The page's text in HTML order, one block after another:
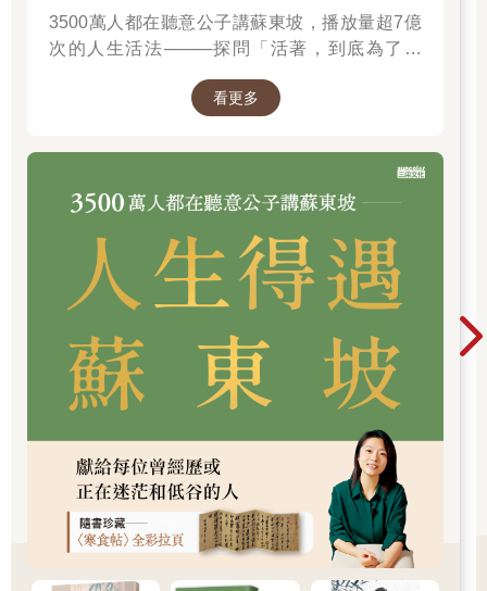
波子這麼說時，車子再次發出刺耳的聲音停下。
這次司機下車了。
「是為了提防被矢木先生撞見，才戴珠寶啊。」
「對，也不是刻意的……只是忽然想到。」
「這輛車子，真討厭……一定是哪裡有問題。好可怕。」
「冒出好多煙。」
竹原也看著後車窗，
「好像要掀開爐蓋煽火。」
「這是地獄之車。不能下車用走的？」
「先出去再說吧。」
竹原打開難開的車門。
這是通往皇居前廣場的護城河上。
竹原去找司機，轉頭看著波子。
「妳急著回去嗎？」
司機拿著長長的舊鐵棍，捅進爐灶肚子，喀擦喀擦攪動。大概是
要把火弄旺。
波子避人耳目似地低頭俯瞰護城河水，竹原走近後，她說，
「今晚家裡大概只有品子一個人。那孩子，如果我晚歸，總是會
問我去做什麼了、到哪裡去了，有時甚至還有點淚汪汪的，但她
只是因為擔心才追問，不是像高男那樣監視我。」
3500萬人都在聽意公子講蘇東坡，播放量超7億
次的人生活法────探問「活著，到底為了什
看更多